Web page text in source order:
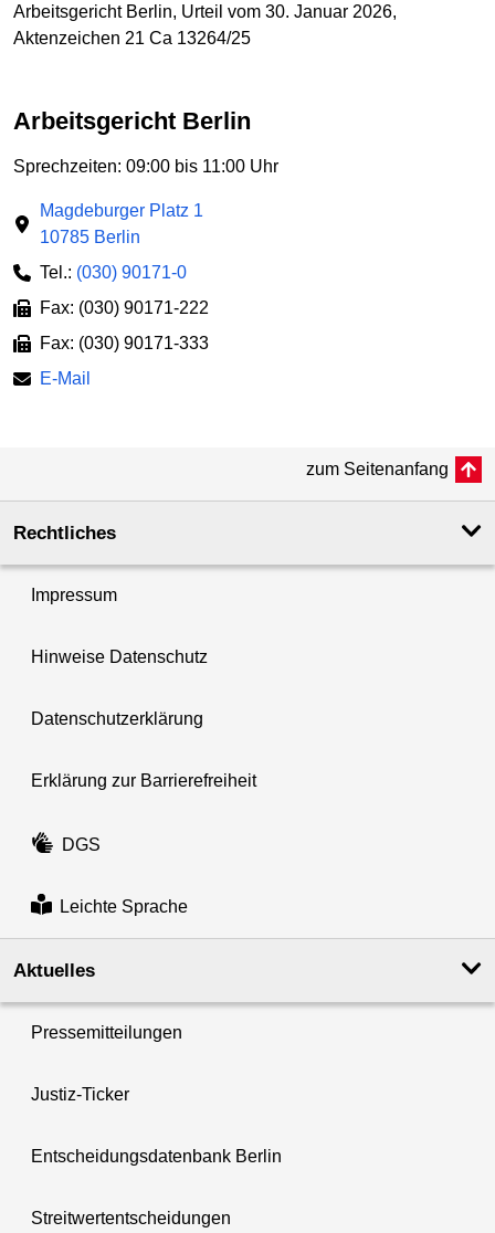
Arbeitsgericht Berlin, Urteil vom 30. Januar 2026,
Aktenzeichen 21 Ca 13264/25
Arbeitsgericht Berlin
Sprechzeiten: 09:00 bis 11:00 Uhr
Magdeburger Platz 1
10785 Berlin
Tel.: (030) 90171-0
Fax: (030) 90171-222
Fax: (030) 90171-333
E-Mail
zum Seitenanfang
Rechtliches
Impressum
Hinweise Datenschutz
Datenschutzerklärung
Erklärung zur Barrierefreiheit
DGS
Leichte Sprache
Aktuelles
Pressemitteilungen
Justiz-Ticker
Entscheidungsdatenbank Berlin
Streitwertentscheidungen